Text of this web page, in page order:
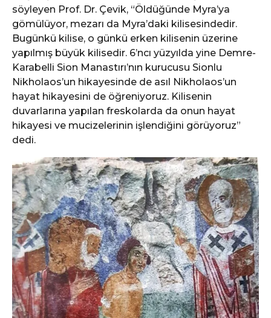
söyleyen Prof. Dr. Çevik, “Öldüğünde Myra’ya
gömülüyor, mezarı da Myra’daki kilisesindedir.
Bugünkü kilise, o günkü erken kilisenin üzerine
yapılmış büyük kilisedir. 6’ncı yüzyılda yine Demre-
Karabelli Sion Manastırı’nın kurucusu Sionlu
Nikholaos’un hikayesinde de asıl Nikholaos’un
hayat hikayesini de öğreniyoruz. Kilisenin
duvarlarına yapılan freskolarda da onun hayat
hikayesi ve mucizelerinin işlendiğini görüyoruz”
dedi.